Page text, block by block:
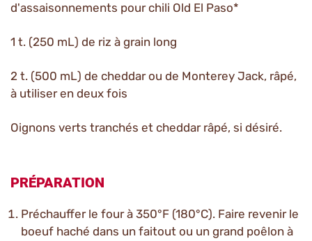
d'assaisonnements pour chili Old El Paso*
1 t. (250 mL) de riz à grain long
2 t. (500 mL) de cheddar ou de Monterey Jack, râpé,
à utiliser en deux fois
Oignons verts tranchés et cheddar râpé, si désiré.
PRÉPARATION
Préchauffer le four à 350°F (180°C). Faire revenir le
boeuf haché dans un faitout ou un grand poêlon à